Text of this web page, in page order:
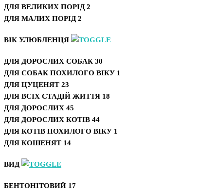
ДЛЯ ВЕЛИКИХ ПОРІД 2
ДЛЯ МАЛИХ ПОРІД 2
ВІК УЛЮБЛЕНЦЯ
ДЛЯ ДОРОСЛИХ СОБАК 30
ДЛЯ СОБАК ПОХИЛОГО ВІКУ 1
ДЛЯ ЦУЦЕНЯТ 23
ДЛЯ ВСІХ СТАДІЙ ЖИТТЯ 18
ДЛЯ ДОРОСЛИХ 45
ДЛЯ ДОРОСЛИХ КОТІВ 44
ДЛЯ КОТІВ ПОХИЛОГО ВІКУ 1
ДЛЯ КОШЕНЯТ 14
ВИД
БЕНТОНІТОВИЙ 17